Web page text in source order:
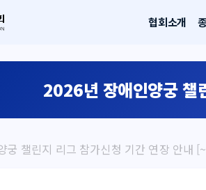
협회소개
2026년 장애인양궁
궁 챌린지 리그 참가신청 기간 연장 안내